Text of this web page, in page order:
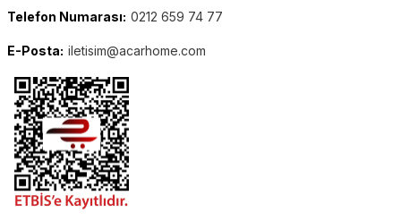
Telefon Numarası: 0212 659 74 77
E-Posta: iletisim@acarhome.com